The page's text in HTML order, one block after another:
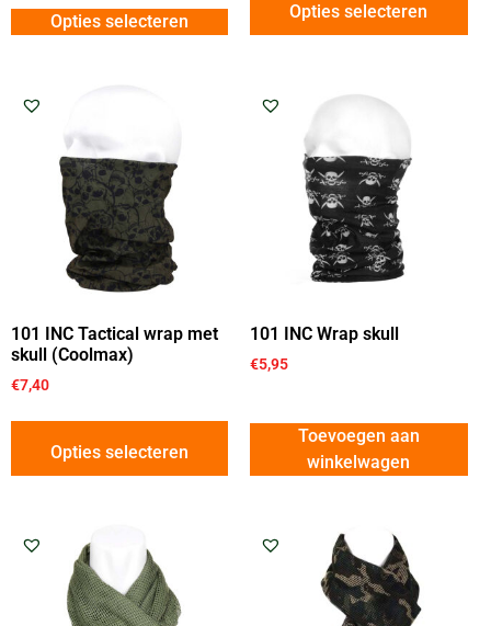
Opties selecteren Opties selecteren
101 INC Tactical wrap met
skull (Coolmax)
€7,40
Opties selecteren
101 INC Wrap skull
€5,95
Toevoegen aan
winkelwagen